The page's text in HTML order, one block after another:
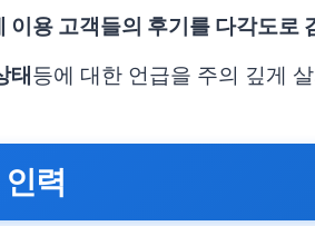
이용 고객들의 후기를 다각도로
태 등에 대한 언급을 주의 깊게
력